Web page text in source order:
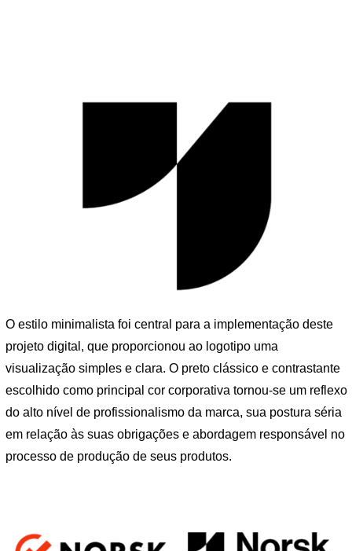
O estilo minimalista foi central para a implementação deste
projeto digital, que proporcionou ao logotipo uma
visualização simples e clara. O preto clássico e contrastante
escolhido como principal cor corporativa tornou-se um reflexo
do alto nível de profissionalismo da marca, sua postura séria
em relação às suas obrigações e abordagem responsável no
processo de produção de seus produtos.